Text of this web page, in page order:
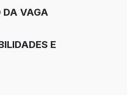
DA VAGA
E